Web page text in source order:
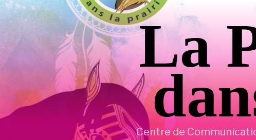
Aller
au
contenu
principal
La
Centre de